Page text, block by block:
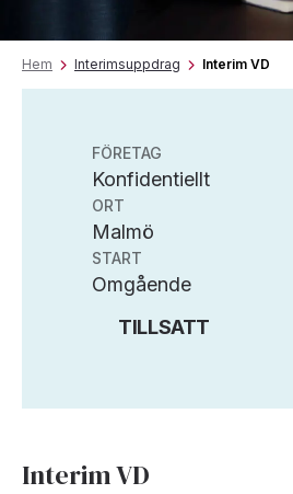
Hem Interimsuppdrag Interim VD
FÖRETAG
Konfidentiellt
ORT
Malmö
START
Omgående
TILLSATT
Interim VD